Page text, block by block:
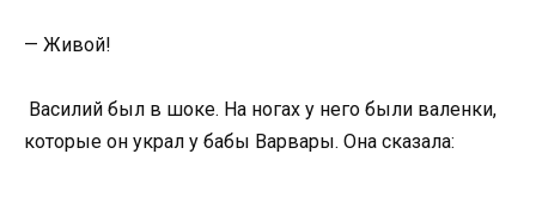
— Живой!
Василий был в шоке. На ногах у него были валенки,
которые он украл у бабы Варвары. Она сказала: